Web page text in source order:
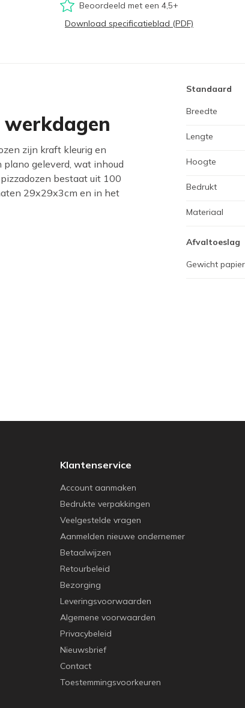
Beoordeeld met een 4,5+
Download specificatieblad (PDF)
zijn kraft kleurig en
plano geleverd, wat inhoud
bestaat uit 100
29x29x3cm en in het
Standaard
Breedte
Lengte
Hoogte
Bedrukt
Materiaal
Afvaltoeslag
Gewicht papier
Klantenservice
Account aanmaken
Bedrukte verpakkingen
Veelgestelde vragen
Aanmelden nieuwe ondernemer
Betaalwijzen
Retourbeleid
Bezorging
Leveringsvoorwaarden
Algemene voorwaarden
Privacybeleid
Nieuwsbrief
Contact
Toestemmingsvoorkeuren